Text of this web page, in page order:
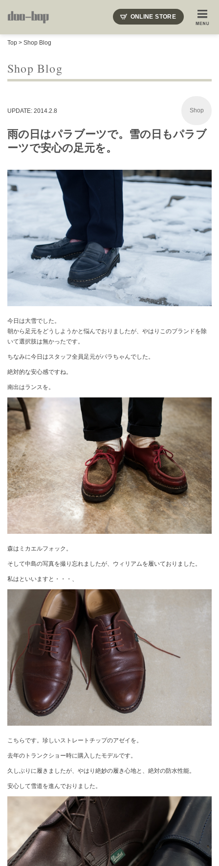
ONLINE STORE
Top > Shop Blog
Shop Blog
UPDATE: 2014.2.8 Shop
雨の日はパラブーツで。雪の日もパラブ
ーツで安心の足元を。
今日は大雪でした。
朝から足元をどうしようかと悩んでおりましたが、やはりこのブランドを除
いて選択肢は無かったです。
ちなみに今日はスタッフ全員足元がパラちゃんでした。
絶対的な安心感ですね。
南出はランスを。
森はミカエルフォック。
そして中島の写真を撮り忘れましたが、ウィリアムを履いておりました。
私はといいますと・・・、
こちらです。珍しいストレートチップのアゼイを。
去年のトランクショー時に購入したモデルです。
久しぶりに履きましたが、やはり絶妙の履き心地と、絶対の防水性能。
安心して雪道を進んでおりました。